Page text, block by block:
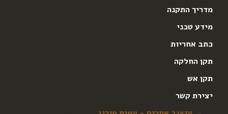
מדריך התקנה
מידע טכני
כתב אחריות
תקן החלקה
תקן אש
יצירת קשר